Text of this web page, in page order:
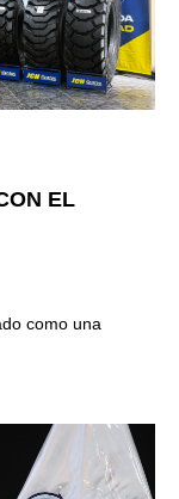
EL
como una